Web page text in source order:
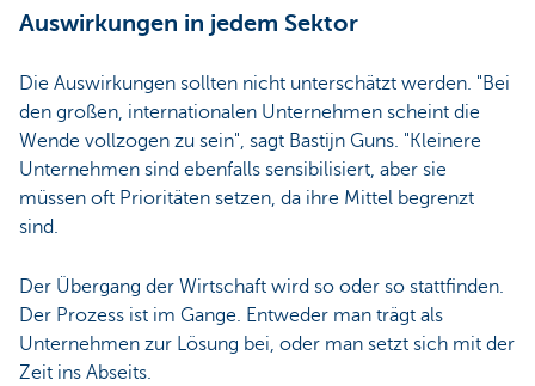
Auswirkungen in jedem Sektor
Die Auswirkungen sollten nicht unterschätzt werden. "Bei
den großen, internationalen Unternehmen scheint die
Wende vollzogen zu sein", sagt Bastijn Guns. "Kleinere
Unternehmen sind ebenfalls sensibilisiert, aber sie
müssen oft Prioritäten setzen, da ihre Mittel begrenzt
sind.
Der Übergang der Wirtschaft wird so oder so stattfinden.
Der Prozess ist im Gange. Entweder man trägt als
Unternehmen zur Lösung bei, oder man setzt sich mit der
Zeit ins Abseits.